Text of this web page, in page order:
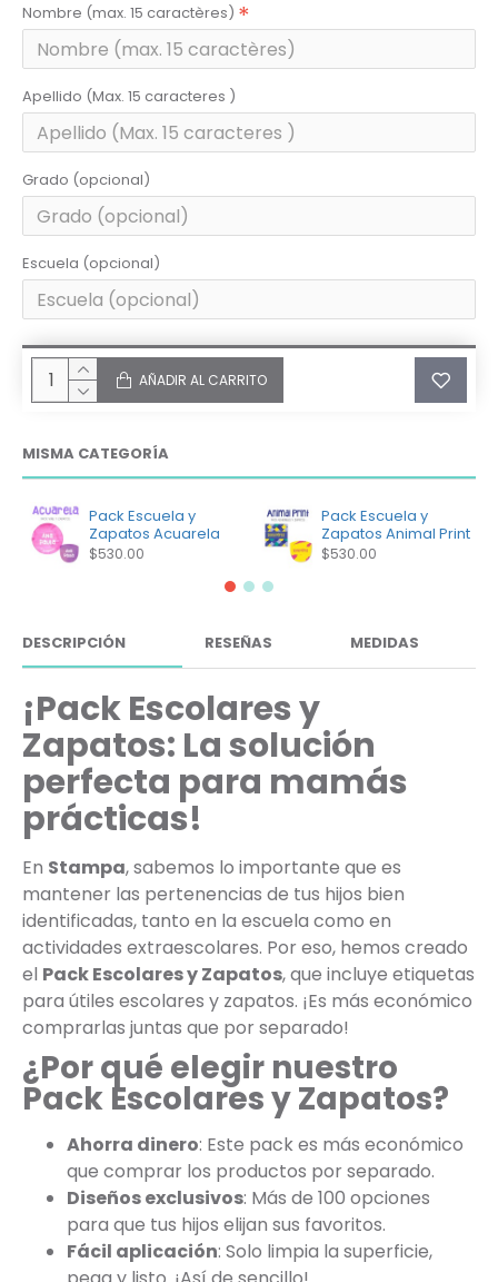
Nombre (max. 15 caractères)
Apellido (Max. 15 caracteres )
Grado (opcional)
Escuela (opcional)
AÑADIR AL CARRITO
MISMA CATEGORÍA
Pack Escuela y
Zapatos Acuarela
$530.00
Pack Escuela y
Zapatos Animal Print
$530.00
DESCRIPCIÓN RESEÑAS MEDIDAS
¡Pack Escolares y
Zapatos: La solución
perfecta para mamás
prácticas!
En Stampa, sabemos lo importante que es
mantener las pertenencias de tus hijos bien
identificadas, tanto en la escuela como en
actividades extraescolares. Por eso, hemos creado
el Pack Escolares y Zapatos, que incluye etiquetas
para útiles escolares y zapatos. ¡Es más económico
comprarlas juntas que por separado!
¿Por qué elegir nuestro
Pack Escolares y Zapatos?
Ahorra dinero: Este pack es más económico
que comprar los productos por separado.
Diseños exclusivos: Más de 100 opciones
para que tus hijos elijan sus favoritos.
Fácil aplicación: Solo limpia la superficie,